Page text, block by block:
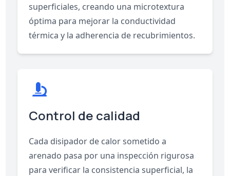
superficiales, creando una microtextura
óptima para mejorar la conductividad
térmica y la adherencia de recubrimientos.
Control de calidad
Cada disipador de calor sometido a
arenado pasa por una inspección rigurosa
para verificar la consistencia superficial, la